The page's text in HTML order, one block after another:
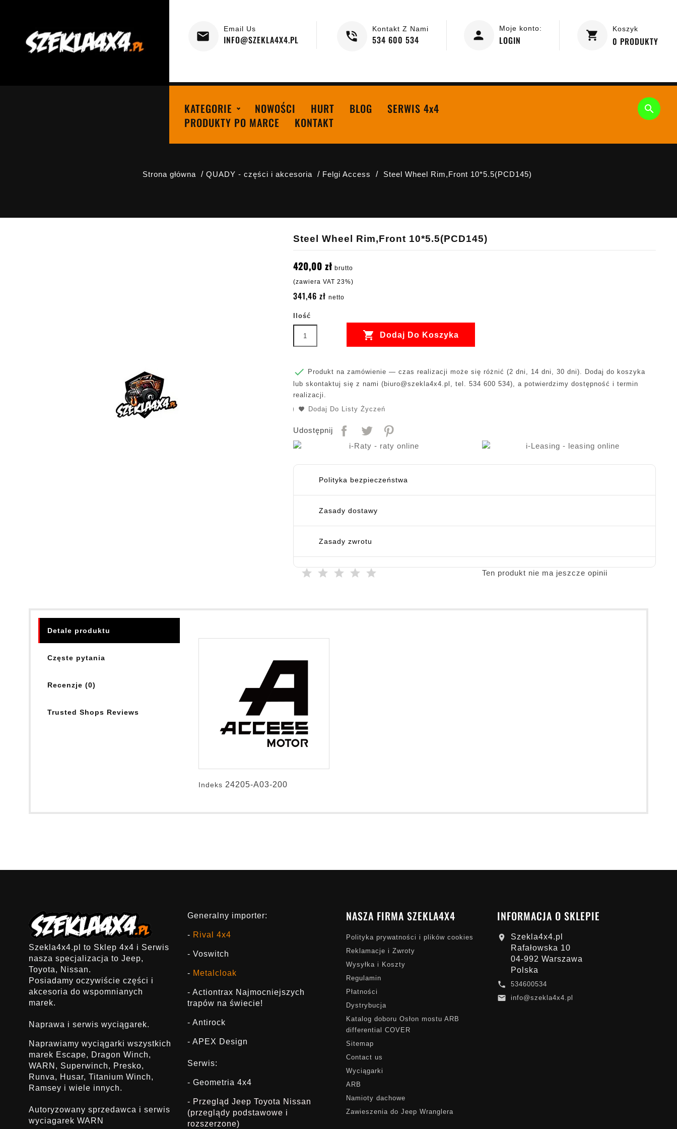
Koszyk
0 PRODUKTY
Moje konto:
LOGIN
Kontakt Z Nami
534 600 534
Email Us
INFO@SZEKLA4X4.PL
KATEGORIE NOWOŚCI HURT BLOG
SERWIS 4x4
PRODUKTY PO MARCE
KONTAKT

Strona główna QUADY - części i akcesoria Felgi Access Steel Wheel Rim,Front 10*5.5(PCD145)
Steel Wheel Rim,Front 10*5.5(PCD145)
420,00 zł brutto
(zawiera VAT 23%)
341,46 zł netto
Ilość
 Dodaj Do Koszyka

Produkt na zamówienie — czas realizacji może się różnić (2 dni, 14 dni, 30 dni). Dodaj do koszyka
lub skontaktuj się z nami ( biuro@szekla4x4.pl , tel. 534 600 534), a potwierdzimy dostępność i termin
realizacji.
Dodaj Do Listy Życzeń
Udostępnij
Polityka bezpieczeństwa
Zasady dostawy
Zasady zwrotu
Ten produkt nie ma jeszcze opinii
Detale produktu
Częste pytania
Recenzje (0)
Trusted Shops Reviews
Indeks 24205-A03-200
Szekla4x4.pl to Sklep 4x4 i Serwis
nasza specjalizacja to Jeep,
Toyota, Nissan.
Posiadamy oczywiście części i
akcesoria do wspomnianych
marek.
Naprawa i serwis wyciągarek.
Naprawiamy wyciągarki wszystkich
marek Escape, Dragon Winch,
WARN, Superwinch, Presko,
Runva, Husar, Titanium Winch,
Ramsey i wiele innych.
Autoryzowany sprzedawca i serwis
wyciagarek WARN
Generalny importer:
- Rival 4x4
- Voswitch
- Metalcloak
- Actiontrax Najmocniejszych
trapów na świecie!
- Antirock
- APEX Design
Serwis:
- Geometria 4x4
- Przegląd Jeep Toyota Nissan
(przeglądy podstawowe i
rozszerzone)
NASZA FIRMA SZEKLA4X4
Polityka prywatności i plików cookies
Reklamacje i Zwroty
Wysyłka i Koszty
Regulamin
Płatności
Dystrybucja
Katalog doboru Osłon mostu ARB
differential COVER
Sitemap
Contact us
Wyciągarki
ARB
Namioty dachowe
Zawieszenia do Jeep Wranglera
INFORMACJA O SKLEPIE

Szekla4x4.pl
Rafałowska 10
04-992 Warszawa
Polska
 534600534
 info@szekla4x4.pl